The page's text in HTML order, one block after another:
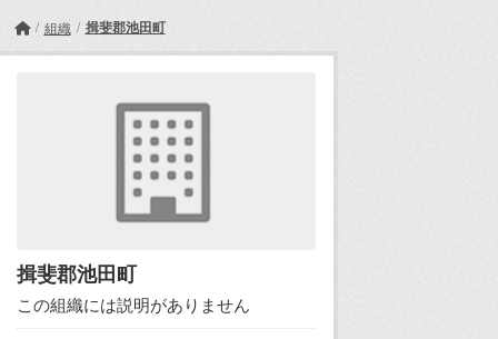
組織 揖斐郡池田町
揖斐郡池田町
この組織には説明がありません